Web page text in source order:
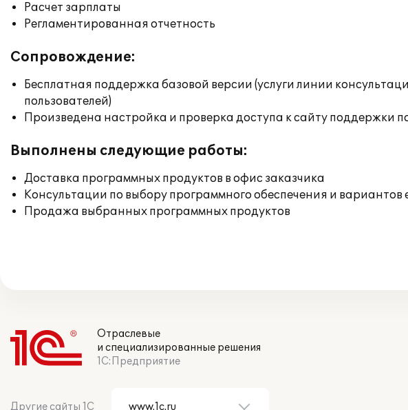
Расчет зарплаты
Регламентированная отчетность
Сопровождение:
Бесплатная поддержка базовой версии (услуги линии
пользователей)
Произведена настройка и проверка доступа к сайту поддержки
Выполнены следующие работы:
Доставка программных продуктов в офис заказчика
Консультации по выбору программного обеспечения и вариантов
Продажа выбранных программных продуктов
Отраслевые
и специализированные решения
1С:Предприятие
Другие сайты 1С